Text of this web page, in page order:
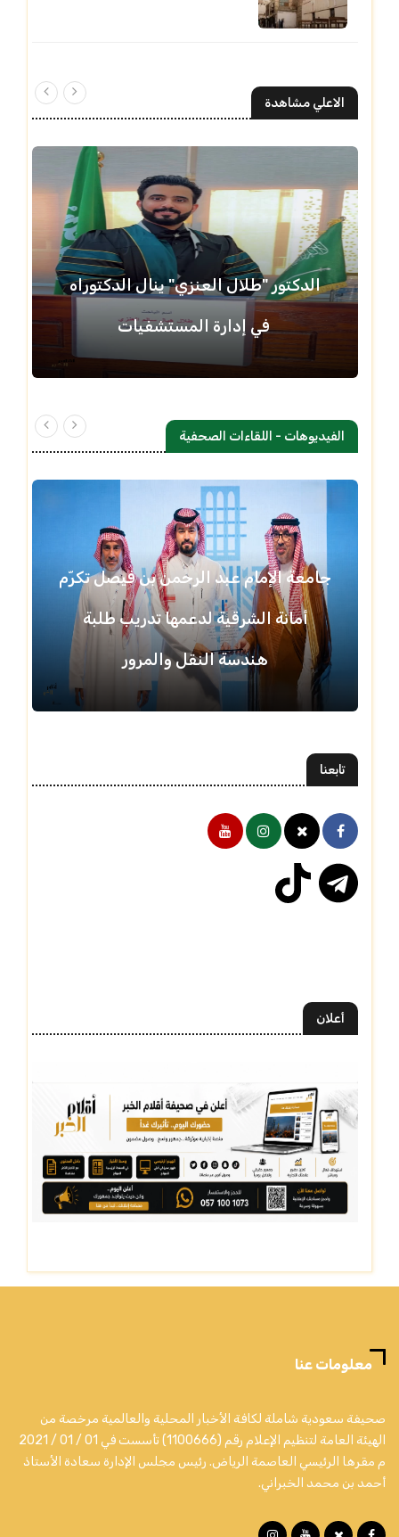
الاعلي مشاهدة
الدكتور "طلال العنزي" ينال الدكتوراه
في إدارة المستشفيات
الفيديوهات - اللقاءات الصحفية
جامعة الإمام عبد الرحمن بن فيصل تكرّم
أمانة الشرقية لدعمها تدريب طلبة
هندسة النقل والمرور
تابعنا
أعلان
معلومات عنا
صحيفة سعودية شاملة لكافة الأخبار المحلية والعالمية مرخصة من
الهيئة العامة لتنظيم الإعلام رقم (1100666) تأسست في 01 / 01 / 2021
م مقرها الرئيسي العاصمة الرياض. رئيس مجلس الإدارة سعادة الأستاذ
أحمد بن محمد الخبراني.